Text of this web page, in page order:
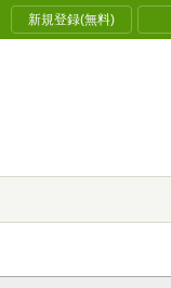
新規登録(無料)